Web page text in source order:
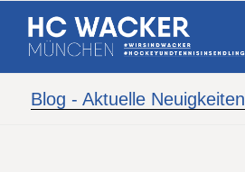
Blog - Aktuelle Neuigkeiten